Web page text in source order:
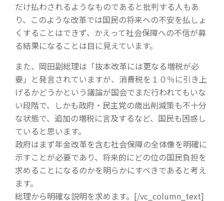
だけ払わされるようなものであると批判する人もあ
り、このような改革では国民の将来への不安を払しょ
くすることはできず、かえって社会保障への不信が募
る結果になることは目に見えています。
また、岡田副総理は「抜本改革には更なる増税が必
要」と発言されていますが、消費税を１０％に引き上
げるかどうかという議論が国会でまだ行われてもいな
い段階で、しかも政府・民主党の歳出削減策も不十分
な状態で、追加の増税に言及するなど、国民も困惑し
ていると思います。
政府はまず年金改革を含む社会保障の全体像を明確に
示すことが必要であり、将来的にどの位の国民負担を
求めることになるのかを明らかにすべきであると考え
ます。
総理から明確な説明を求めます。[/vc_column_text]